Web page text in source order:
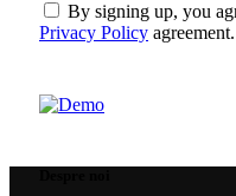
By signing up, you
Privacy Policy agreement.